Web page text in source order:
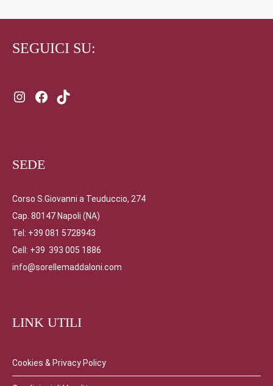
SEGUICI SU:
Instagram
Facebook
SEDE
Corso S.Giovanni a Teuduccio, 274
Cap. 80147 Napoli (NA)
Tel: +39 081 5728943
Cell: +39 393 005 1886
info@sorellemaddaloni.com
LINK UTILI
Cookies & Privacy Policy